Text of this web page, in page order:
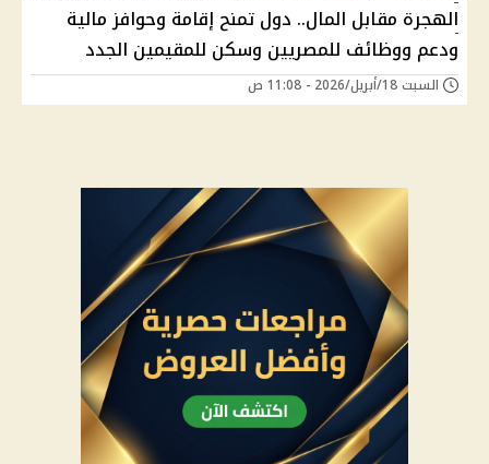
الهجرة مقابل المال.. دول تمنح إقامة وحوافز مالية
ودعم ووظائف للمصريين وسكن للمقيمين الجدد
السبت 18/أبريل/2026 - 11:08 ص